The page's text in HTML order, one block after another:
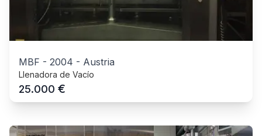
MBF - 2004 - Austria
Llenadora de Vacío
25.000 €